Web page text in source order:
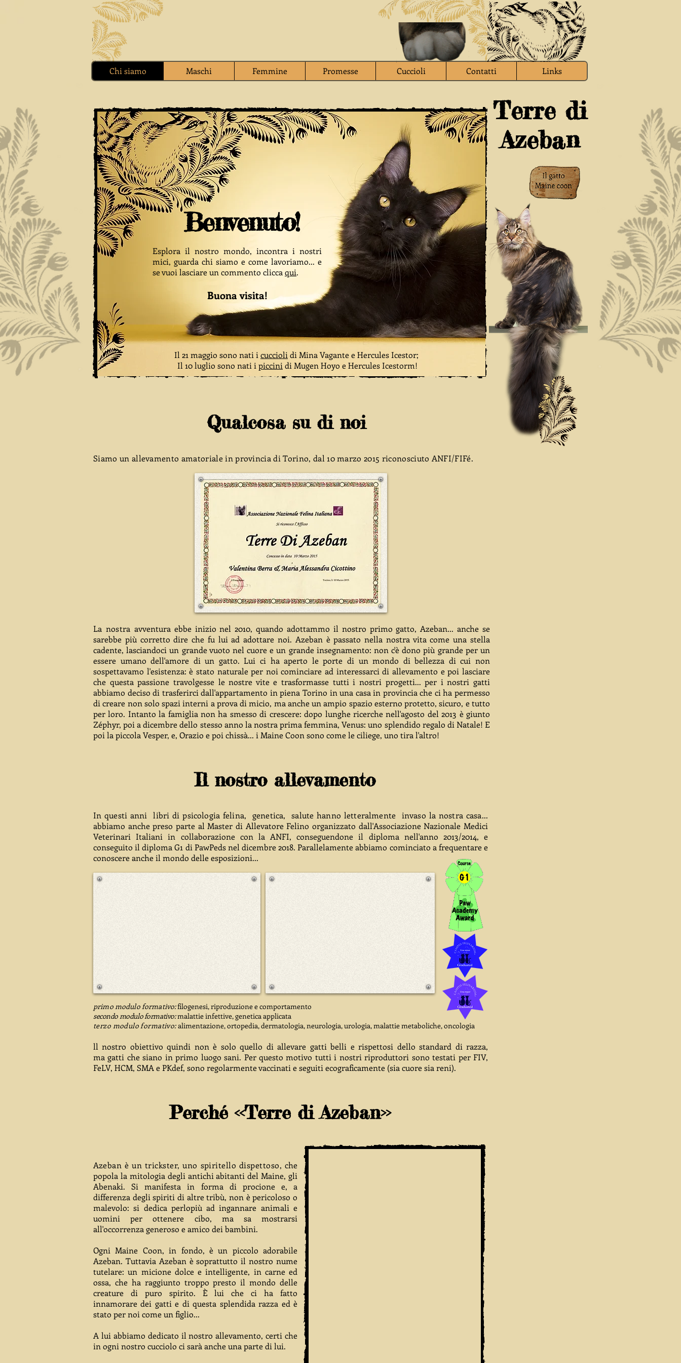
Chi siamo Maschi Femmine Promesse Cuccioli Contatti Links
Terre di
Azeban
Benvenuto!
Esplora il nostro mondo, incontra i nostri
mici, guarda chi siamo e come lavoriamo... e
se vuoi lasciare un commento clicca qui.
Buona visita!
Il 21 maggio sono nati i cuccioli di Mina Vagante e Hercules Icestor;
Il 10 luglio sono nati i piccini di Mugen Hoyo e Hercules Icestorm!
Qualcosa su di noi
Siamo un allevamento amatoriale in provincia di Torino, dal 10 marzo 2015 riconosciuto ANFI/FIFé.
La nostra avventura ebbe inizio nel 2010, quando adottammo il nostro primo gatto, Azeban... anche se
sarebbe più corretto dire che fu lui ad adottare noi. Azeban è passato nella nostra vita come una stella
cadente, lasciandoci un grande vuoto nel cuore e un grande insegnamento: non c'è dono più grande per un
essere umano dell'amore di un gatto. Lui ci ha aperto le porte di un mondo di bellezza di cui non
sospettavamo l'esistenza: è stato naturale per noi cominciare ad interessarci di allevamento e poi lasciare
che questa passione travolgesse le nostre vite e trasformasse tutti i nostri progetti... per i nostri gatti
abbiamo deciso di trasferirci dall'appartamento in piena Torino in una casa in provincia che ci ha permesso
di creare non solo spazi interni a prova di micio, ma anche un ampio spazio esterno protetto, sicuro, e tutto
per loro. Intanto la famiglia non ha smesso di crescere: dopo lunghe ricerche nell'agosto del 2013 è giunto
Zéphyr, poi a dicembre dello stesso anno la nostra prima femmina, Venus: uno splendido regalo di Natale! E
poi la piccola Vesper, e, Orazio e poi chissà... i Maine Coon sono come le ciliege, uno tira l'altro!
Il nostro allevamento
In questi anni libri di psicologia felina, genetica, salute hanno letteralmente invaso la nostra casa...
abbiamo anche preso parte al Master di Allevatore Felino organizzato dall'Associazione Nazionale Medici
Veterinari Italiani in collaborazione con la ANFI, conseguendone il diploma nell'anno 2013/2014, e
conseguito il diploma G1 di PawPeds nel dicembre 2018. Parallelamente abbiamo cominciato a frequentare e
conoscere anche il mondo delle esposizioni...
primo modulo formativo:filogenesi, riproduzione e comportamento
secondo modulo formativo:malattie infettive, genetica applicata
terzo modulo formativo:alimentazione, ortopedia, dermatologia, neurologia, urologia, malattie metaboliche, oncologia
ll nostro obiettivo quindi non è solo quello di allevare gatti belli e rispettosi dello standard di razza,
ma gatti che siano in primo luogo sani. Per questo motivo tutti i nostri riproduttori sono testati per FIV,
FeLV, HCM, SMA e PKdef, sono regolarmente vaccinati e seguiti ecograficamente (sia cuore sia reni).
Perché <<Terre di Azeban>>
Azeban è un trickster, uno spiritello dispettoso, che
popola la mitologia degli antichi abitanti del Maine, gli
Abenaki. Si manifesta in forma di procione e, a
differenza degli spiriti di altre tribù, non è pericoloso o
malevolo: si dedica perlopiù ad ingannare animali e
uomini per ottenere cibo, ma sa mostrarsi
all'occorrenza generoso e amico dei bambini.
Ogni Maine Coon, in fondo, è un piccolo adorabile
Azeban. Tuttavia Azeban è soprattutto il nostro nume
tutelare: un micione dolce e intelligente, in carne ed
ossa, che ha raggiunto troppo presto il mondo delle
creature di puro spirito. È lui che ci ha fatto
innamorare dei gatti e di questa splendida razza ed è
stato per noi come un figlio...
A lui abbiamo dedicato il nostro allevamento, certi che
in ogni nostro cucciolo ci sarà anche una parte di lui.